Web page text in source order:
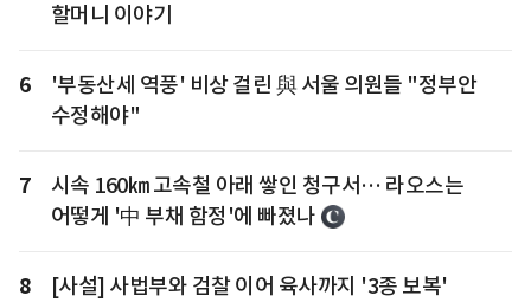
할머니 이야기
6
'부동산세 역풍' 비상 걸린 與 서울 의원들 "정부안
수정해야"
7
시속 160㎞ 고속철 아래 쌓인 청구서… 라오스는
어떻게 '中 부채 함정'에 빠졌나
8 [사설] 사법부와 검찰 이어 육사까지 '3종 보복'